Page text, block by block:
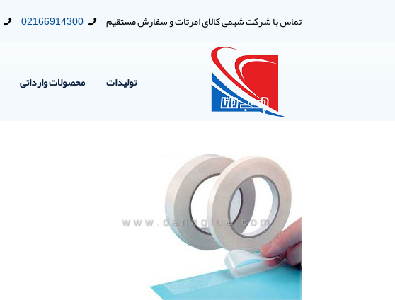
تماس با شرکت شیمی کالای امرتات و سفارش مستقیم 02166914300
تولیدات محصولات وارداتی